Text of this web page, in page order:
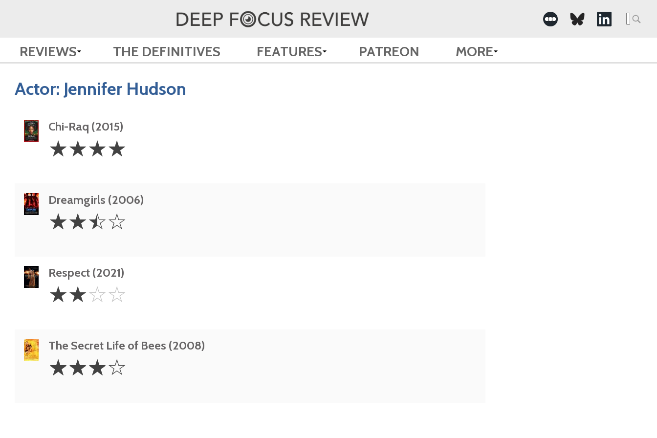
REVIEWS THE DEFINITIVES FEATURES PATREON MORE
Actor: Jennifer Hudson
Chi-Raq (2015)
Stars
☆☆☆☆
Dreamgirls (2006)
2.5
Stars
☆☆☆☆
Respect (2021)
Stars
☆☆☆☆
The Secret Life of Bees (2008)
Stars
☆☆☆☆